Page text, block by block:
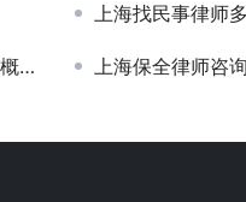
上海找民事律师
上海保全律师咨